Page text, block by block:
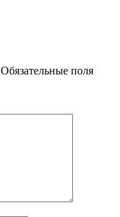
Обязательные поля